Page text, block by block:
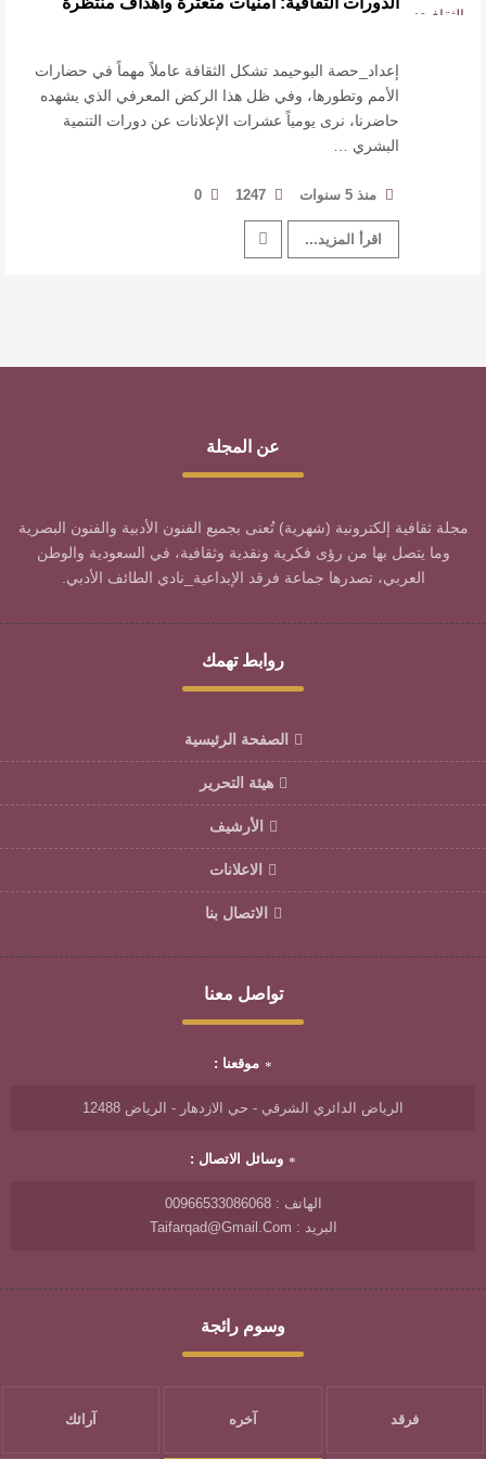
آليات البناء الاستهلالي في رواية : ( على كف رتويت )
للدكتورة زينب الخضيري
إعداد_حصة البوحيمد تشكل الثقافة عاملاً مهماً في حضارات
الأمم وتطورها، وفي ظل هذا الركض المعرفي الذي يشهده
حاضرنا، نرى يومياً عشرات الإعلانات عن دورات التنمية
البشري …
منذ 5 سنوات 1247
0
اقرأ المزيد...
عن المجلة
مجلة ثقافية إلكترونية (شهرية) تُعنى بجميع الفنون الأدبية والفنون البصرية
وما يتصل بها من رؤى فكرية ونقدية وثقافية، في السعودية والوطن
العربي، تصدرها جماعة فرقد الإبداعية_نادي الطائف الأدبي.
روابط تهمك
الصفحة الرئيسية
هيئة التحرير
الأرشيف
الاعلانات
الاتصال بنا
تواصل معنا
موقعنا :
الرياض الدائري الشرقي - حي الازدهار - الرياض 12488
وسائل الاتصال :
الهاتف : 00966533086068
البريد : Taifarqad@gmail.com
وسوم رائجة
فرقد آخره آرائك